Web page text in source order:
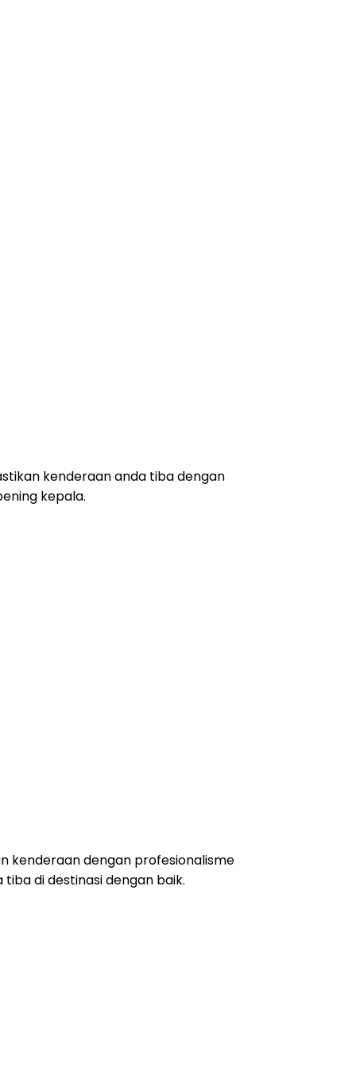
kenderaan anda tiba dengan
kepala.
kenderaan dengan profesionalisme
di destinasi dengan baik.